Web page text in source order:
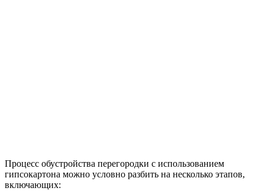
Процесс обустройства перегородки с использованием
гипсокартона можно условно разбить на несколько этапов,
включающих: